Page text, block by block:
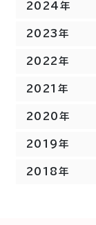
2024年
2023年
2022年
2021年
2020年
2019年
2018年